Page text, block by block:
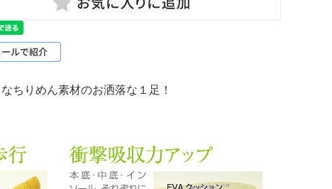
ちりめん素材のお洒落な１足！